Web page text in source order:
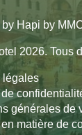
by Hapi by
2026. Tous
légales
générales de
matière de